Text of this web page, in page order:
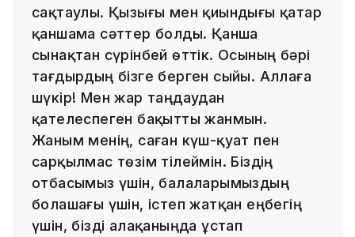
сақтаулы. Қызығы мен қиындығы қатар
қаншама сәттер болды. Қанша
сынақтан сүрінбей өттік. Осының бәрі
тағдырдың бізге берген сыйы. Аллаға
шүкір! Мен жар таңдаудан
қателеспеген бақытты жанмын.
Жаным менің, саған күш-қуат пен
сарқылмас төзім тілеймін. Біздің
отбасымыз үшін, балаларымыздың
болашағы үшін, істеп жатқан еңбегің
үшін, бізді алақаныңда ұстап